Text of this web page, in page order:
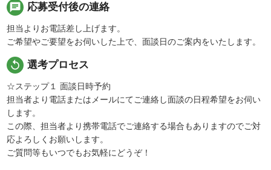
chat 応募受付後の連絡
担当よりお電話差し上げます。
ご希望やご要望をお伺いした上で、面談日のご案内をいたします。
replay 選考プロセス
☆ステップ１ 面談日時予約
担当者より電話またはメールにてご連絡し面談の日程希望をお伺い
します。
この際、担当者より携帯電話でご連絡する場合もありますのでご対
応よろしくお願いします。
ご質問等もいつでもお気軽にどうぞ！